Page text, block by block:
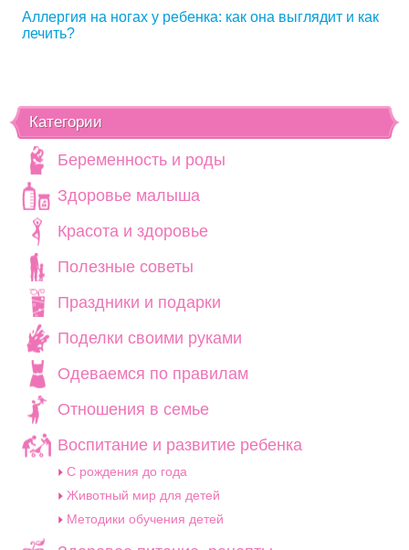
Аллергия на ногах у ребенка: как она выглядит и как
лечить?
Категории
Беременность и роды
Здоровье малыша
Красота и здоровье
Полезные советы
Праздники и подарки
Поделки своими руками
Одеваемся по правилам
Отношения в семье
Воспитание и развитие ребенка
C рождения до года
Животный мир для детей
Методики обучения детей